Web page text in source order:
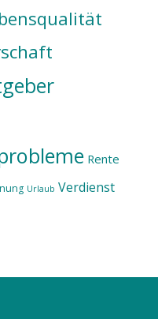
Rente
Urlaub Verdienst